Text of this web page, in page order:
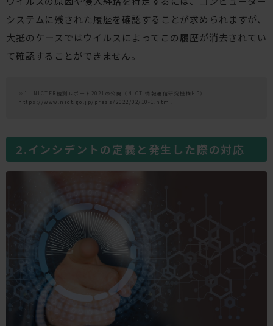
システムに残された履歴を確認することが求められますが、
大抵のケースではウイルスによってこの履歴が消去されてい
て確認することができません。
※1 NICTER観測レポート2021の公開（NICT-情報通信研究機構HP）
https://www.nict.go.jp/press/2022/02/10-1.html
インシデントの定義と発生した際の対応